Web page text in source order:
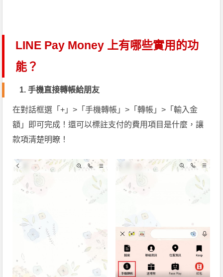
LINE Pay Money 上有哪些實用的功
能？
1.手機直接轉帳給朋友
在對話框選「+」>「手機轉帳」>「轉帳」>「輸入金
額」即可完成！還可以標註支付的費用項目是什麼，讓
款項清楚明瞭！